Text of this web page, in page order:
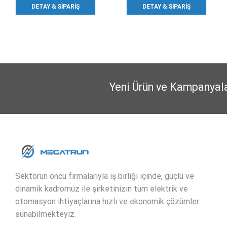
DETAY & SIPARIŞ DETAY & SIPARIŞ
Yeni Ürün ve
Sektörün öncü firmalarıyla iş birliği içinde, güçlü ve
dinamik kadromuz ile şirketinizin tüm elektrik ve
otomasyon ihtiyaçlarına hızlı ve ekonomik çözümler
sunabilmekteyiz.